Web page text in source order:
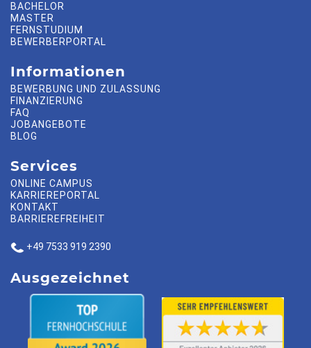
BACHELOR
MASTER
FERNSTUDIUM
BEWERBERPORTAL
Informationen
BEWERBUNG UND ZULASSUNG
FINANZIERUNG
FAQ
JOBANGEBOTE
BLOG
Services
ONLINE CAMPUS
KARRIEREPORTAL
KONTAKT
BARRIEREFREIHEIT
+49 7533 919 2390
Ausgezeichnet